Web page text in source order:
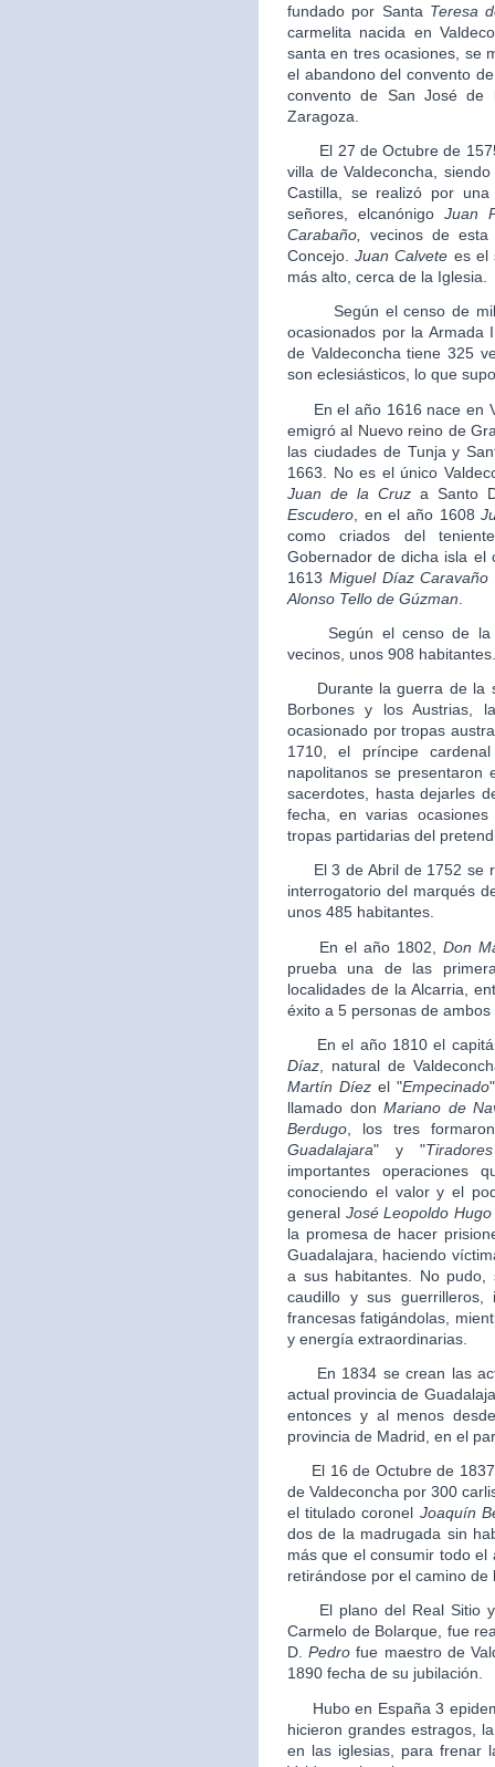
fundado por Santa Teresa
carmelita nacida en
santa en tres ocasiones, se
el abandono del convento
convento de San José de
Zaragoza.
El 27 de Octubre de 1575
villa de Valdeconcha,
Castilla, se realizó por
señores, elcanónigoJuan
Carabaño
vecinos de
Concejo.Juan Calvete es el
más alto, cerca de la Iglesia.
Según el censo de
ocasionados por la Armada
de Valdeconcha tiene 325
son eclesiásticos, lo que
En el año 1616 nace en
emigró al Nuevo reino de
las ciudades de Tunja y
1663. No es el único
Juan de la Cruz a Santo
Escudero , en el año 1608
como criados del
Gobernador de dicha isla el
1613 Miguel Díaz Caravaño
Alonso Tello de Gúzman
Según el censo de la
vecinos, unos 908 habitantes.
Durante la guerra de la
Borbones y los Austrias,
ocasionado por tropas
1710, el príncipe
napolitanos se presentaron
sacerdotes, hasta dejarles
fecha, en varias
tropas partidarias del
El 3 de Abril de 1752 se
interrogatorio del marqués
unos 485 habitantes.
En el año 1802, Don
prueba una de las
localidades de la Alcarria,
éxito a 5 personas de ambos
En el año 1810 el
Díaz , natural de
Martín Díez el "Empecinado
llamado donMariano de
Berdugo , los tres
Guadalajara" y "
importantes
conociendo el valor y el
general José Leopoldo Hugo
la promesa de hacer
Guadalajara, haciendo
a sus habitantes. No pudo,
caudillo y sus guerrilleros,
francesas fatigándolas,
y energía extraordinarias.
En 1834 se crean las
actual provincia de
entonces y al menos
provincia de Madrid, en el
El 16 de Octubre de 1837
de Valdeconcha por 300
el titulado coronel Joaquín
dos de la madrugada sin
más que el consumir todo
retirándose por el camino de
El plano del Real Sitio y
Carmelo de Bolarque, fue
D.Pedro fue maestro de
1890 fecha de su jubilación.
Hubo en España 3
hicieron grandes estragos,
en las iglesias, para frenar